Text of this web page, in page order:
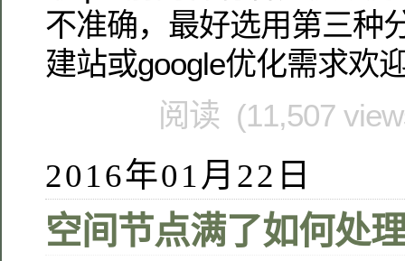
不准确，最好选用第三种
建站或google优化需求欢
阅读 (11,507
2016年01月22日
空间节点满了如何处